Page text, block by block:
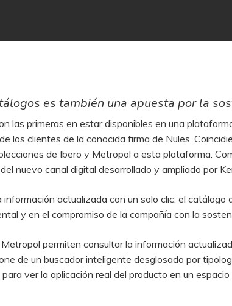
es también una apuesta por la
las primeras en estar disponibles en una
los clientes de la conocida firma de Nules.
de Ibero y Metropol a esta plataforma.
nuevo canal digital desarrollado y ampliado por
actualizada con un solo clic, el
y en el compromiso de la compañía con la
permiten consultar la información
de un buscador inteligente desglosado por
ver la aplicación real del producto en un